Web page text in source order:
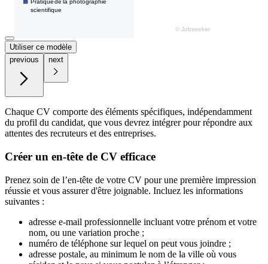
Utiliser ce modèle
previous
next
Chaque CV comporte des éléments spécifiques, indépendamment
du profil du candidat, que vous devrez intégrer pour répondre aux
attentes des recruteurs et des entreprises.
Créer un en-tête de CV efficace
Prenez soin de l’en-tête de votre CV pour une première impression
réussie et vous assurer d'être joignable. Incluez les informations
suivantes :
adresse e-mail professionnelle incluant votre prénom et votre
nom, ou une variation proche ;
numéro de téléphone sur lequel on peut vous joindre ;
adresse postale, au minimum le nom de la ville où vous